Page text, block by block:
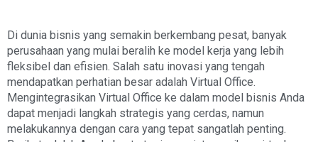
Di dunia bisnis yang semakin berkembang pesat, banyak
perusahaan yang mulai beralih ke model kerja yang lebih
fleksibel dan efisien. Salah satu inovasi yang tengah
mendapatkan perhatian besar adalah Virtual Office.
Mengintegrasikan Virtual Office ke dalam model bisnis Anda
dapat menjadi langkah strategis yang cerdas, namun
melakukannya dengan cara yang tepat sangatlah penting.